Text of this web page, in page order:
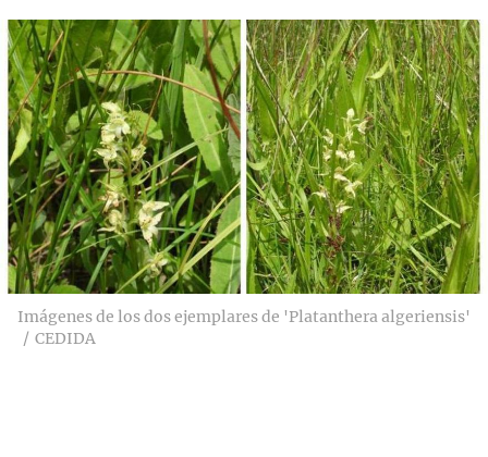
Imágenes de los dos ejemplares de 'Platanthera algeriensis'
CEDIDA